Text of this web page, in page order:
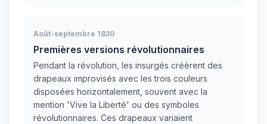
Août-septembre 1830
Premières versions révolutionnaires
Pendant la révolution, les insurgés créèrent des
drapeaux improvisés avec les trois couleurs
disposées horizontalement, souvent avec la
mention 'Vive la Liberté' ou des symboles
révolutionnaires. Ces drapeaux variaient